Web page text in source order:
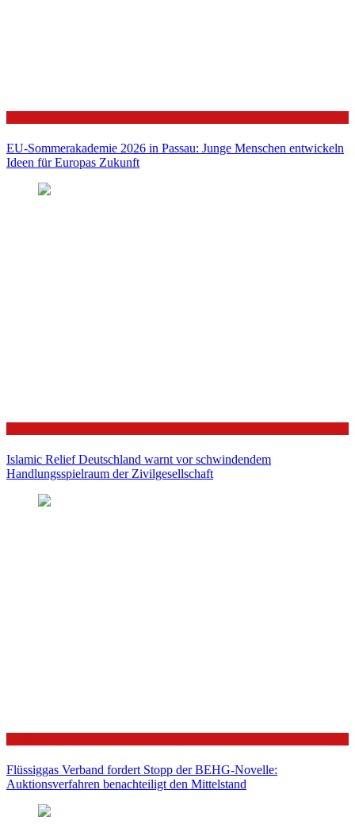
EU-Sommerakademie 2026 in Passau: Junge Menschen entwickeln
Ideen für Europas Zukunft
Islamic Relief Deutschland warnt vor schwindendem
Handlungsspielraum der Zivilgesellschaft
Flüssiggas Verband fordert Stopp der BEHG-Novelle:
Auktionsverfahren benachteiligt den Mittelstand